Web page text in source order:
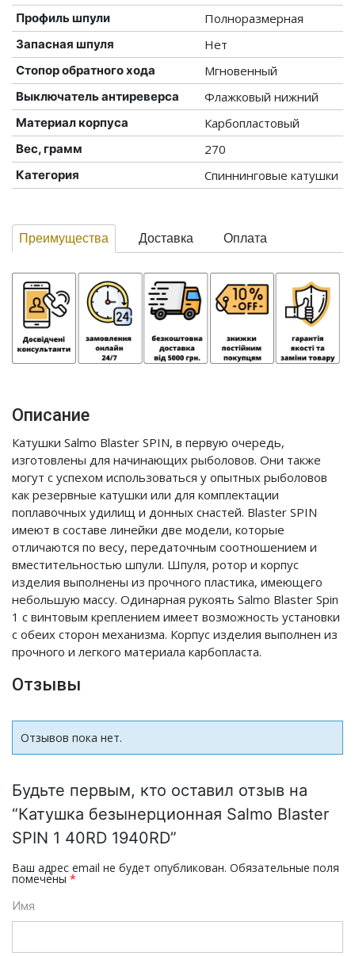
Профиль шпули Полноразмерная
Запасная шпуля Нет
Стопор обратного хода Мгновенный
Выключатель антиреверса Флажковый нижний
Материал корпуса Карбопластовый
Вес, грамм 270
Категория Спиннинговые катушки
Преимущества Доставка Оплата
Описание
Катушки Salmo Blaster SPIN, в первую очередь,
изготовлены для начинающих рыболовов. Они также
могут с успехом использоваться у опытных рыболовов
как резервные катушки или для комплектации
поплавочных удилищ и донных снастей. Blaster SPIN
имеют в составе линейки две модели, которые
отличаются по весу, передаточным соотношением и
вместительностью шпули. Шпуля, ротор и корпус
изделия выполнены из прочного пластика, имеющего
небольшую массу. Одинарная рукоять Salmo Blaster Spin
1 с винтовым креплением имеет возможность установки
с обеих сторон механизма. Корпус изделия выполнен из
прочного и легкого материала карбопласта.
Отзывы
Отзывов пока нет.
Будьте первым, кто оставил отзыв на
“Катушка безынерционная Salmo Blaster
SPIN 1 40RD 1940RD”
Ваш адрес email не будет опубликован. Обязательные поля
помечены *
Имя